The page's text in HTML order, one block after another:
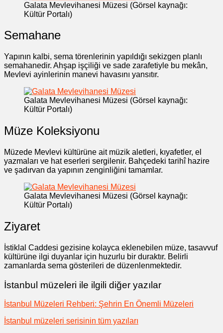
Galata Mevlevihanesi Müzesi (Görsel kaynağı:
Kültür Portalı)
Semahane
Yapının kalbi, sema törenlerinin yapıldığı sekizgen planlı
semahanedir. Ahşap işçiliği ve sade zarafetiyle bu mekân,
Mevlevi ayinlerinin manevi havasını yansıtır.
Galata Mevlevihanesi Müzesi (Görsel kaynağı:
Kültür Portalı)
Müze Koleksiyonu
Müzede Mevlevi kültürüne ait müzik aletleri, kıyafetler, el
yazmaları ve hat eserleri sergilenir. Bahçedeki tarihî hazire
ve şadırvan da yapının zenginliğini tamamlar.
Galata Mevlevihanesi Müzesi (Görsel kaynağı:
Kültür Portalı)
Ziyaret
İstiklal Caddesi gezisine kolayca eklenebilen müze, tasavvuf
kültürüne ilgi duyanlar için huzurlu bir duraktır. Belirli
zamanlarda sema gösterileri de düzenlenmektedir.
İstanbul müzeleri ile ilgili diğer yazılar
İstanbul Müzeleri Rehberi: Şehrin En Önemli Müzeleri
İstanbul müzeleri serisinin tüm yazıları